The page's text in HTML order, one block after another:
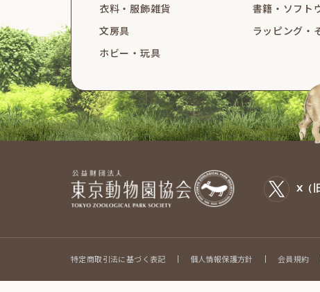
衣料・服飾雑貨
文房具
ホビー・玩具
書籍・ソフト
ラッピング・
X（
特定商取引法に基づく表記 個人情報保護方針 会員規約